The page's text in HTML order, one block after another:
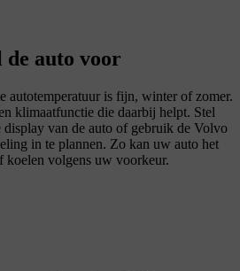
auto voor
autotemperatuur is fijn, winter of zomer.
klimaatfunctie die daarbij helpt. Stel
display van de auto of gebruik de Volvo
in te plannen. Zo kan uw auto het
koelen volgens uw voorkeur.